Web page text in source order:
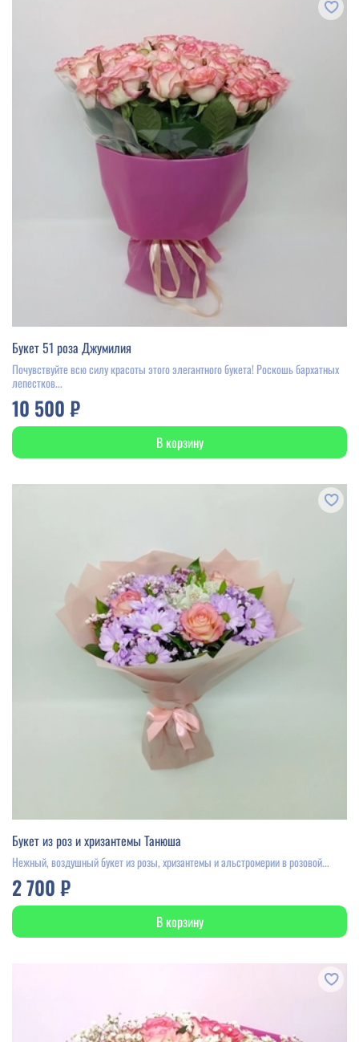
Букет 51 роза Джумилия
Почувствуйте всю силу красоты этого элегантного букета! Роскошь бархатных
лепестков...
10 500 ₽
В корзину
Букет из роз и хризантемы Танюша
Нежный, воздушный букет из розы, хризантемы и альстромерии в розовой...
2 700 ₽
В корзину